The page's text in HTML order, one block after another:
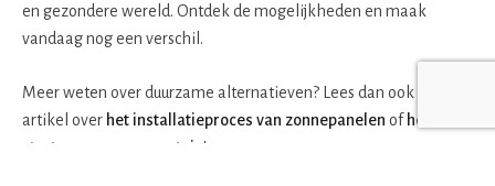
en gezondere wereld. Ontdek de mogelijkheden en maak
vandaag nog een verschil.
Meer weten over duurzame alternatieven? Lees dan ook ons
artikel over het installatieproces van zonnepanelen of het
starten van een moestuin !